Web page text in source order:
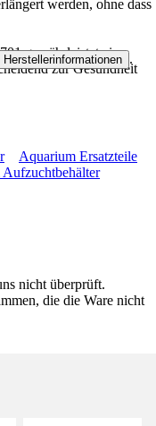
werden, ohne dass
gewährleistet eine
zur Gesundheit
Herstellerinformationen .
Aquarium Ersatzteile
nicht überprüft.
die die Ware nicht